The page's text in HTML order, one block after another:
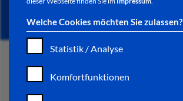
Welche Cookies möchten Sie zulassen?
Statistik / Analyse
Komfortfunktionen
START